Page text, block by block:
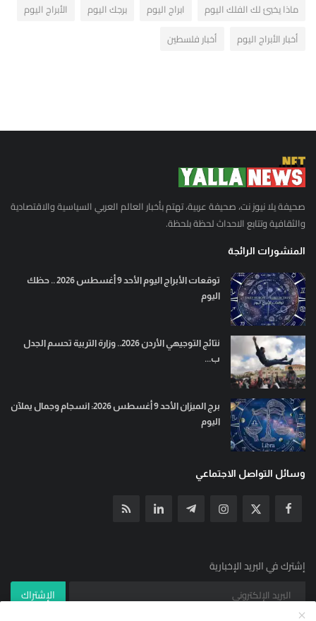
ماذا يخبئ لك الفلك اليوم
ابراج اليوم برجك اليوم
الأبراج اليوم
أخبار الأبراج اليوم
أخبار فلسطين
صحيفة يلا نيوز نت، صحيفة عربية، تهتم بأخبار العالم العربي السياسية والاقتصادية
والثقافية وتتابع الاحداث لحظة بلحظة.
المنشورات الرائجة
توقعات الأبراج اليوم الأحد 9 أغسطس 2026 .. حظك
اليوم
نتائج التوجيهي الأردن 2026.. وزارة التربية تحسم الجدل
ب...
برج الميزان الأحد 9 أغسطس 2026: انسجام وجمال يملآن
اليوم
وسائل التواصل الاجتماعي
إشترك في البريد الإخبارية
الإشتراك